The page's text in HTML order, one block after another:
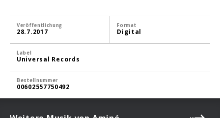
Veröffentlichung
28.7.2017
Format
Digital
Label
Universal Records
Bestellnummer
00602557750492